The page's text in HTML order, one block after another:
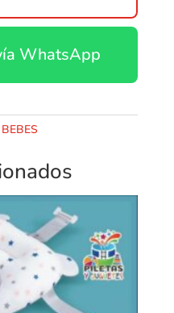
WhatsApp